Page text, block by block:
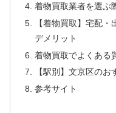
着物買取業者を選ぶ
【着物買取】宅配
デメリット
着物買取でよくある
【駅別】文京区の
参考サイト